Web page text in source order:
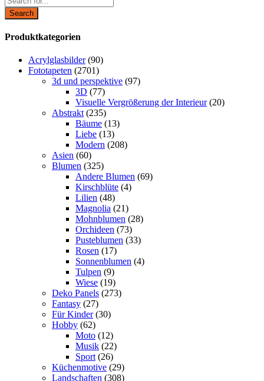
Search
Produktkategorien
Acrylglasbilder (90)
Fototapeten (2701)
3d und perspektive (97)
3D (77)
Visuelle Vergrößerung der Interieur (20)
Abstrakt (235)
Bäume (13)
Liebe (13)
Modern (208)
Asien (60)
Blumen (325)
Andere Blumen (69)
Kirschblüte (4)
Lilien (48)
Magnolia (21)
Mohnblumen (28)
Orchideen (73)
Pusteblumen (33)
Rosen (17)
Sonnenblumen (4)
Tulpen (9)
Wiese (19)
Deko Panels (273)
Fantasy (27)
Für Kinder (30)
Hobby (62)
Moto (12)
Musik (22)
Sport (26)
Küchenmotive (29)
Landschaften (308)